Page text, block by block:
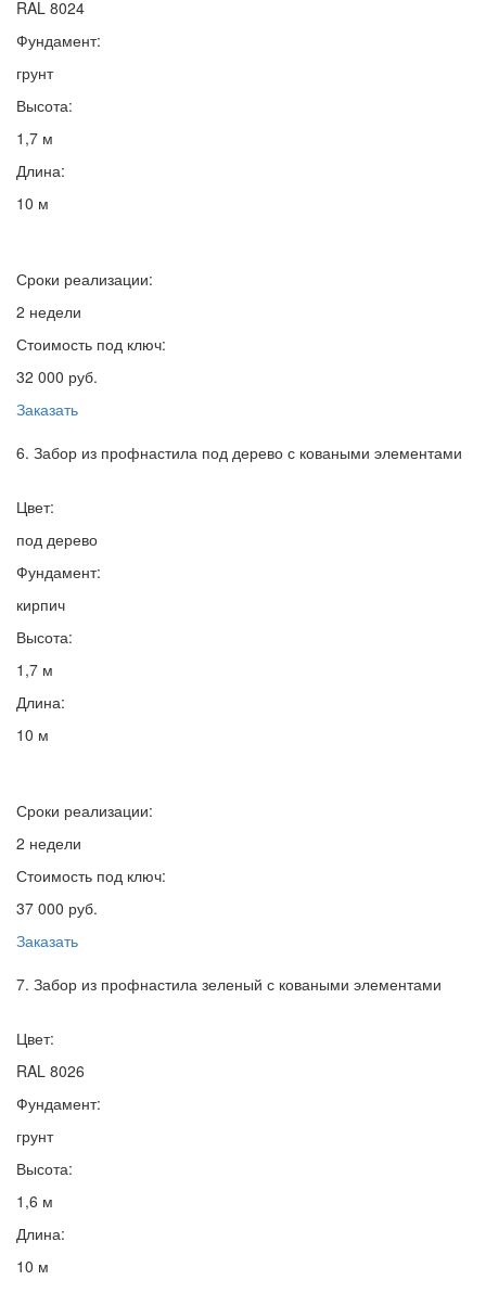
RAL 8024
Фундамент:
грунт
Высота:
1,7 м
Длина:
10 м
Сроки реализации:
2 недели
Стоимость под ключ:
32 000 руб.
Заказать
6. Забор из профнастила под дерево с коваными элементами
Цвет:
под дерево
Фундамент:
кирпич
Высота:
1,7 м
Длина:
10 м
Сроки реализации:
2 недели
Стоимость под ключ:
37 000 руб.
Заказать
7. Забор из профнастила зеленый с коваными элементами
Цвет:
RAL 8026
Фундамент:
грунт
Высота:
1,6 м
Длина:
10 м